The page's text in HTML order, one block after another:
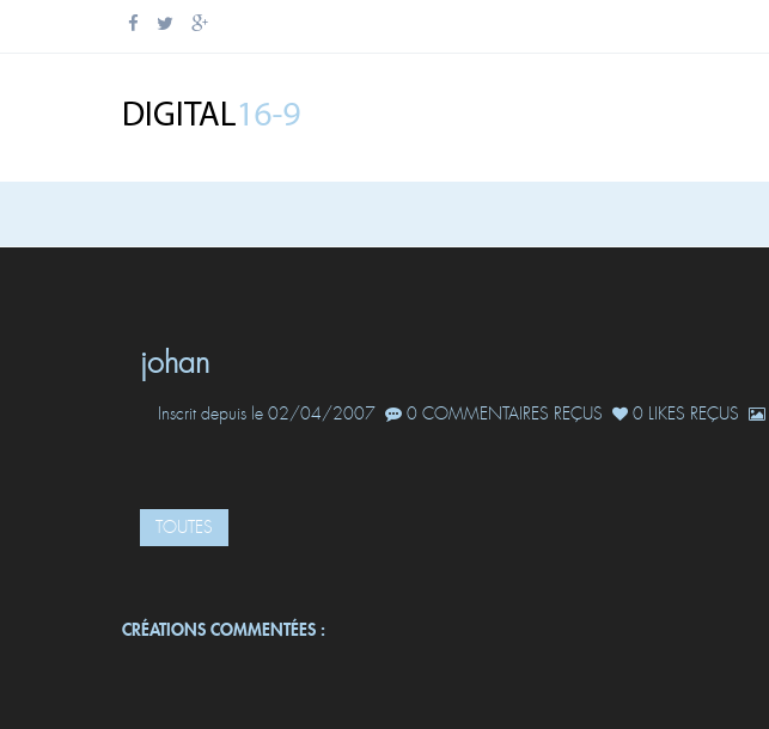
johan
Inscrit depuis le 02/04/2007 0 COMMENTAIRES REÇUS 0 LIKES REÇUS
TOUTES
CRÉATIONS COMMENTÉES :